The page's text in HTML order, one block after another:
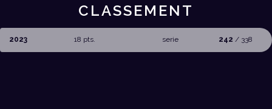
CLASSEMENT
2023 18 pts. serie 242 / 338